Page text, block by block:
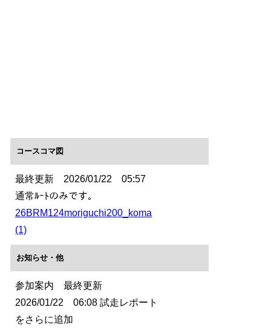
コースコマ図
最終更新 2026/01/22 05:57
通常ﾙｰﾄのみです。
26BRM124moriguchi200_koma
(1)
お知らせ・他
参加案内 最終更新
2026/01/22 06:08 試走レポート
をさらに追加